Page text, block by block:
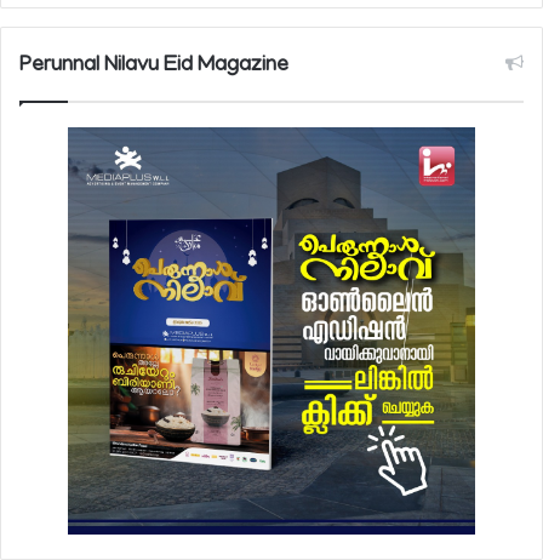
Perunnal Nilavu Eid Magazine